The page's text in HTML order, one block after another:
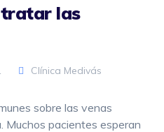
las
Clínica Medivás
sobre las venas
Muchos pacientes esperan